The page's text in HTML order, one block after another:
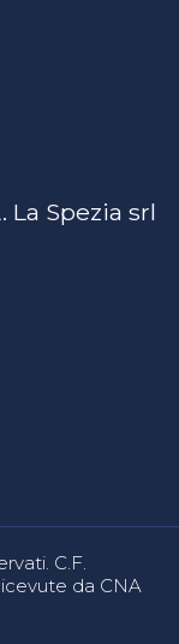
La Spezia srl
C.F.
da CNA